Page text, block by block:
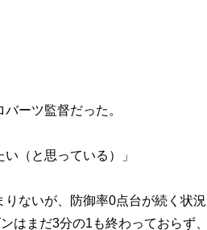
ーツ監督だった。
（と思っている）」
ないが、防御率0点台が続く状況
はまだ3分の1も終わっておらず、